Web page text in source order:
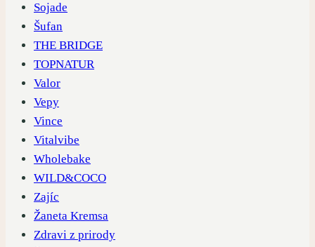
Sojade
Šufan
THE BRIDGE
TOPNATUR
Valor
Vepy
Vince
Vitalvibe
Wholebake
WILD&COCO
Zajíc
Žaneta Kremsa
Zdravi z prirody